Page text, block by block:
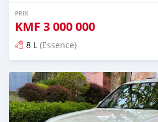
PRIX
KMF 3 000 000
8 L (Essence)
Publié il y a presque 4 ans